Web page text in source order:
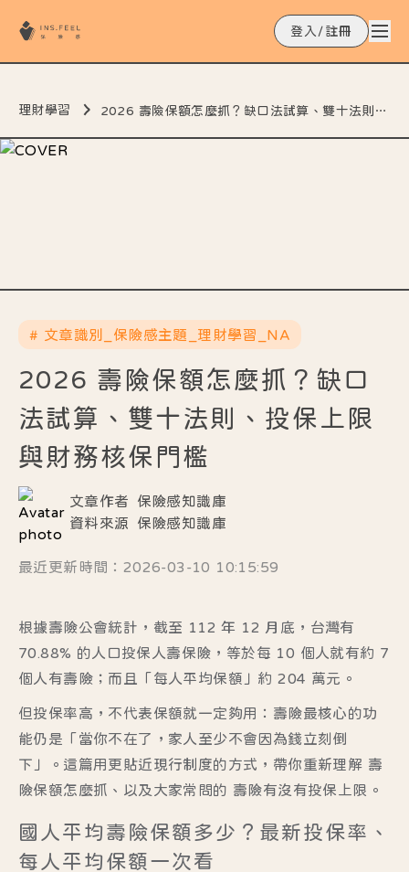
登入/註冊
理財學習 2026 壽險保額怎麼抓？缺口法試算、雙十法則、投保上限與財務核保門檻
# 文章識別_保險感主題_理財學習_NA
2026 壽險保額怎麼抓？缺口
法試算、雙十法則、投保上限
與財務核保門檻
文章作者
保險感知識庫
資料來源
保險感知識庫
最近更新時間：2026-03-10 10:15:59
根據壽險公會統計，截至 112 年 12 月底 ，台灣有
70.88% 的人口投保人壽保險，等於每 10 個人就有約 7
個人有壽險；而且「每人平均保額」約204 萬元 。
但投保率高，不代表保額就一定夠用：壽險最核心的功
能仍是「當你不在了，家人至少不會因為錢立刻倒
下」。這篇用更貼近現行制度的方式，帶你重新理解 壽
險保額怎麼抓 、以及大家常問的 壽險有沒有投保上限 。
國人平均壽險保額多少？最新投保率、
每人平均保額一次看